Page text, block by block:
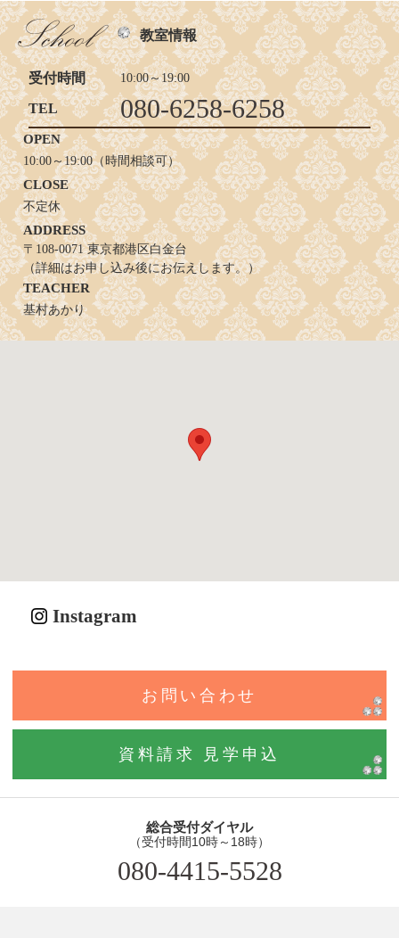
教室情報
受付時間 10:00～19:00
TEL 080-6258-6258
OPEN
10:00～19:00（時間相談可）
CLOSE
不定休
ADDRESS
〒108-0071 東京都港区白金台
（詳細はお申し込み後にお伝えします。）
TEACHER
基村あかり
Instagram
お問い合わせ
資料請求 見学申込
総合受付ダイヤル
（受付時間10時～18時）
080-4415-5528